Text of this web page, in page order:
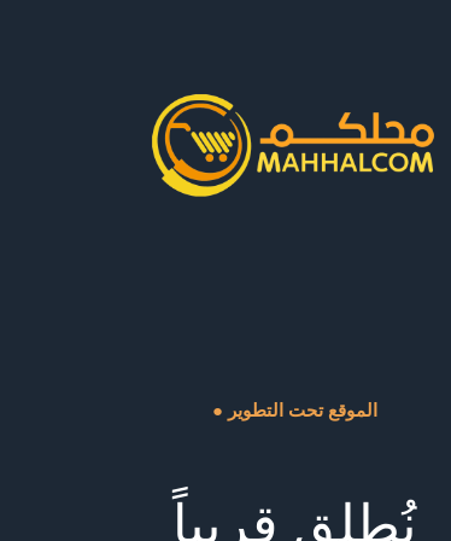
● الموقع تحت التطوير
نُطلق قريباً